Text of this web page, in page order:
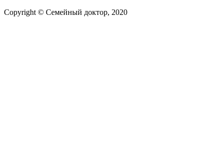
Copyright © Семейный доктор, 2020